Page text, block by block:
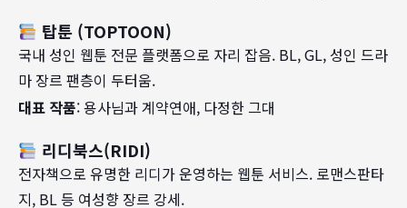
탑툰 (TOPTOON)
국내 성인 웹툰 전문 플랫폼으로 자리 잡음. BL, GL, 성인 드라
마 장르 팬층이 두터움.
대표 작품: 용사님과 계약연애, 다정한 그대
리디북스(RIDI)
전자책으로 유명한 리디가 운영하는 웹툰 서비스. 로맨스판타
지, BL 등 여성향 장르 강세.